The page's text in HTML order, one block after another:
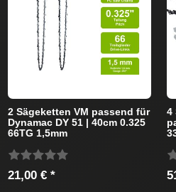
2 Sägeketten VM passend für
Dynamac DY 51 | 40cm 0.325
66TG 1,5mm
21,00 € *
4